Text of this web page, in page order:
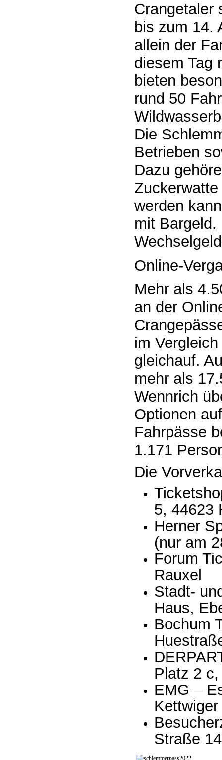
Crangetaler
bis zum 14.
allein der
diesem Tag
bieten
rund 50
Die
Betrieben
Dazu
werden
mit Bargeld.
Online-
Mehr als
an der
im
gleichauf.
mehr als
Wennrich
Optionen
Fahrpässe
1.171
Die
5, 44623
Herner
(nur am
Forum
Rauxel
Stadt-
Haus,
Bochum
Platz 2
EMG –
Straße